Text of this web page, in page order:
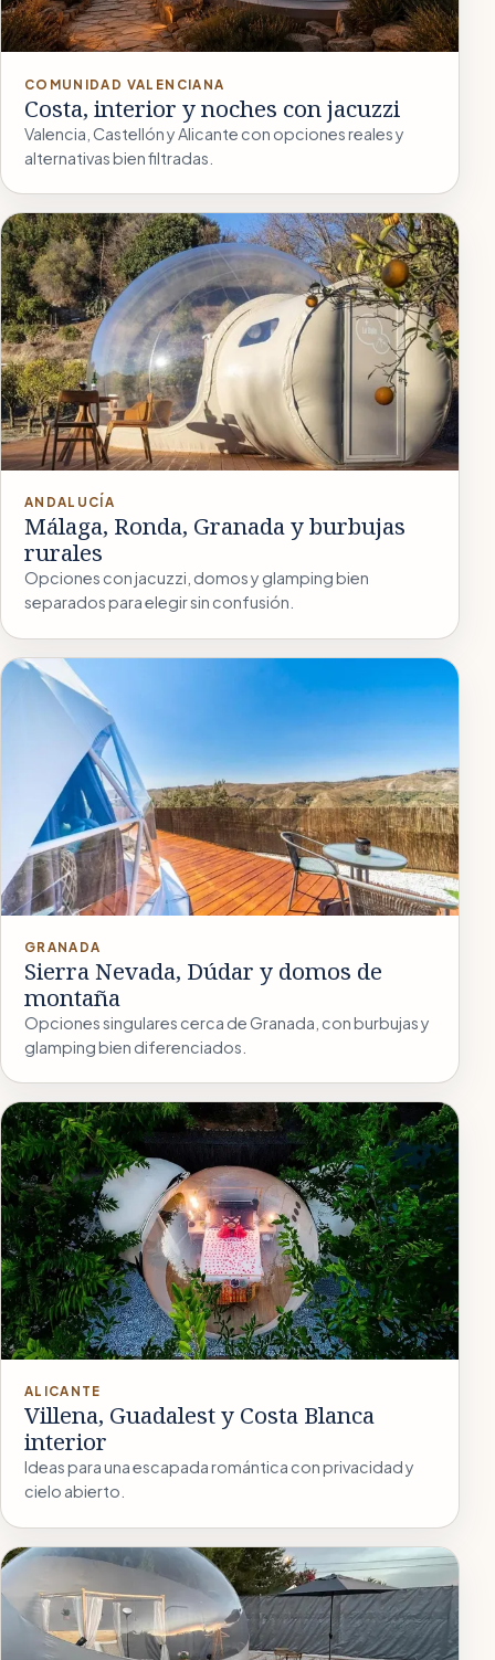
COMUNIDAD VALENCIANA
Costa, interior y noches con jacuzzi
Valencia, Castellón y Alicante con opciones reales y
alternativas bien filtradas.
ANDALUCÍA
Málaga, Ronda, Granada y burbujas
rurales
Opciones con jacuzzi, domos y glamping bien
separados para elegir sin confusión.
GRANADA
Sierra Nevada, Dúdar y domos de
montaña
Opciones singulares cerca de Granada, con burbujas y
glamping bien diferenciados.
ALICANTE
Villena, Guadalest y Costa Blanca
interior
Ideas para una escapada romántica con privacidad y
cielo abierto.